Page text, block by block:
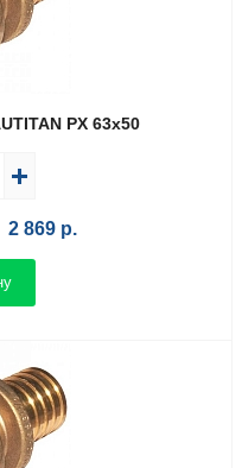
PX 63х50
2 869 р.